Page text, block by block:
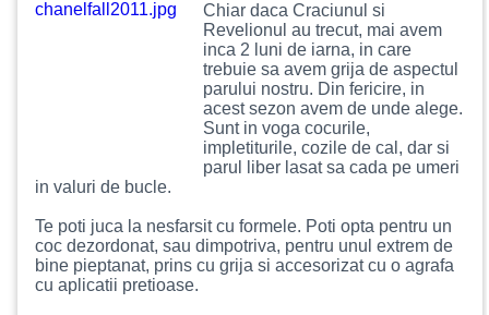
Chiar daca Craciunul si
Revelionul au trecut, mai avem
inca 2 luni de iarna, in care
trebuie sa avem grija de aspectul
parului nostru. Din fericire, in
acest sezon avem de unde alege.
Sunt in voga cocurile,
impletiturile, cozile de cal, dar si
parul liber lasat sa cada pe umeri
in valuri de bucle.
Te poti juca la nesfarsit cu formele. Poti opta pentru un
coc dezordonat, sau dimpotriva, pentru unul extrem de
bine pieptanat, prins cu grija si accesorizat cu o agrafa
cu aplicatii pretioase.